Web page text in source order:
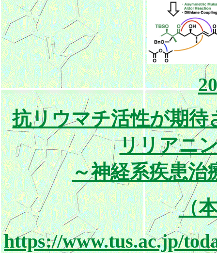
抗リウマチ活性が期待
リリアニ
～神経系疾患治
（
https://www.tus.ac.jp/